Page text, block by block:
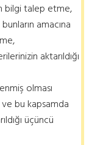
bilgi talep etme,
amacına
aktarıldığı
olması
bu kapsamda
üçüncü